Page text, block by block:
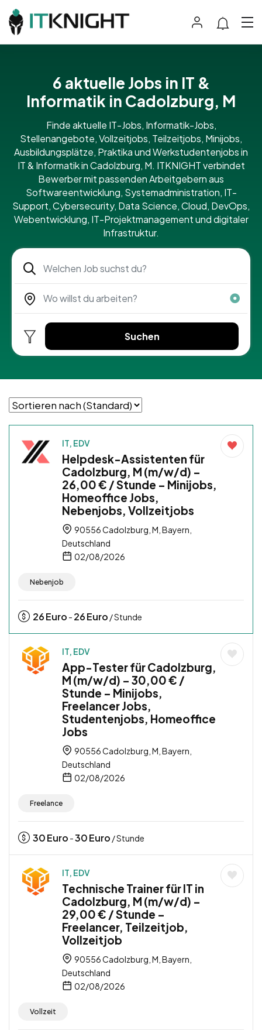
6 aktuelle Jobs in IT &
Informatik in Cadolzburg, M
Finde aktuelle IT-Jobs, Informatik-Jobs,
Stellenangebote, Vollzeitjobs, Teilzeitjobs, Minijobs,
Ausbildungsplätze, Praktika und Werkstudentenjobs in
IT & Informatik in Cadolzburg, M. ITKNIGHT verbindet
Bewerber mit passenden Arbeitgebern aus
Softwareentwicklung, Systemadministration, IT-
Support, Cybersecurity, Data Science, Cloud, DevOps,
Webentwicklung, IT-Projektmanagement und digitaler
Infrastruktur.
Suchen
IT, EDV
Helpdesk-Assistenten für
Cadolzburg, M (m/w/d) –
26,00 € / Stunde – Minijobs,
Homeoffice Jobs,
Nebenjobs, Vollzeitjobs
90556 Cadolzburg, M, Bayern,
Deutschland
02/08/2026
Nebenjob
26Euro - 26Euro / Stunde
IT, EDV
App-Tester für Cadolzburg,
M (m/w/d) – 30,00 € /
Stunde – Minijobs,
Freelancer Jobs,
Studentenjobs, Homeoffice
Jobs
90556 Cadolzburg, M, Bayern,
Deutschland
02/08/2026
Freelance
30Euro -30Euro / Stunde
IT, EDV
Technische Trainer für IT in
Cadolzburg, M (m/w/d) –
29,00 € / Stunde –
Freelancer, Teilzeitjob,
Vollzeitjob
90556 Cadolzburg, M, Bayern,
Deutschland
02/08/2026
Vollzeit